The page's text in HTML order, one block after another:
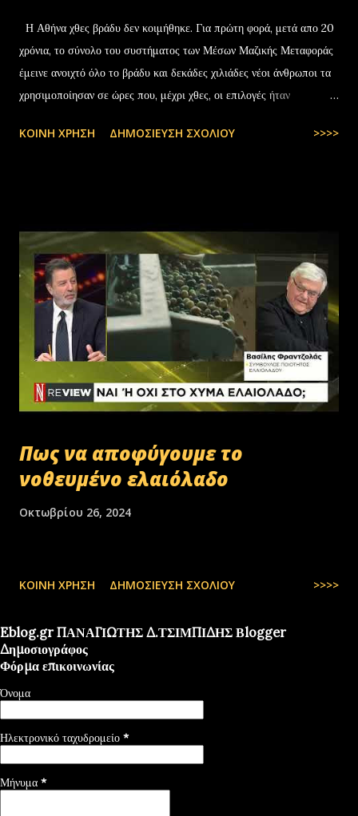
Η Αθήνα χθες βράδυ δεν κοιμήθηκε. Για πρώτη φορά, μετά απο 20
χρόνια, το σύνολο του συστήματος των Μέσων Μαζικής Μεταφοράς
έμεινε ανοιχτό όλο το βράδυ και δεκάδες χιλιάδες νέοι άνθρωποι τα
χρησιμοποίησαν σε ώρες που, μέχρι χθες, οι επιλογές ήταν
2025
ΚΟΙΝΉ ΧΡΉΣΗ ΔΗΜΟΣΊΕΥΣΗ ΣΧΟΛΊΟΥ >>>>
Πως να αποφύγουμε το
νοθευμένο ελαιόλαδο
Οκτωβρίου 26, 2024
ΚΟΙΝΉ ΧΡΉΣΗ ΔΗΜΟΣΊΕΥΣΗ ΣΧΟΛΊΟΥ >>>>
Eblog.gr ΠΑΝΑΓΙΩΤΗΣ Δ.ΤΣΙΜΠΙΔΗΣ Βlogger
Δημοσιογράφος
Φόρμα επικοινωνίας
Όνομα
Ηλεκτρονικό ταχυδρομείο *
Μήνυμα *